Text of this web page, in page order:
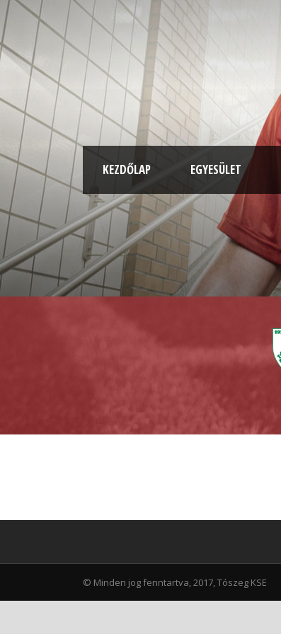
KEZDŐLAP EGYESÜLET
© Minden jog fenntartva, 2017, Tószeg KSE